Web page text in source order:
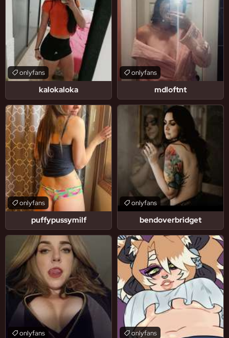
kalokaloka
onlyfans
mdloftnt
onlyfans
puffypussymilf
onlyfans
bendoverbridget
onlyfans
onlyfans onlyfans